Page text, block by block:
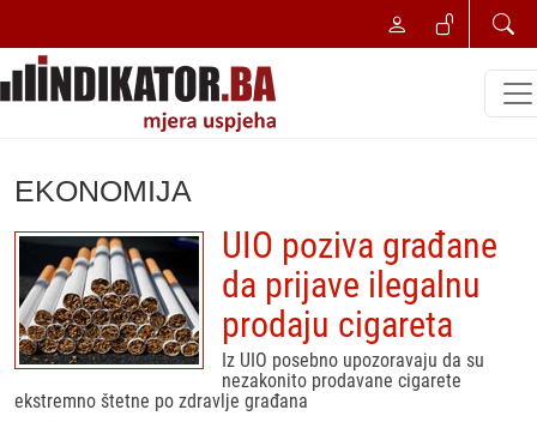
EKONOMIJA
UIO poziva građane
da prijave ilegalnu
prodaju cigareta
Iz UIO posebno upozoravaju da su
nezakonito prodavane cigarete
ekstremno štetne po zdravlje građana